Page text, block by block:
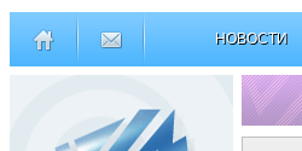
НОВОСТИ